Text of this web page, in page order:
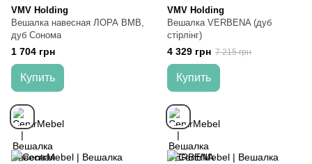
VMV Holding
Вешалка навесная ЛОРА ВМВ,
дуб Сонома
1 704 грн
Купить
VMV Holding
Вешалка VERBENA (дуб
cтірлінг)
4 329 грн 7 215 грн
Купить